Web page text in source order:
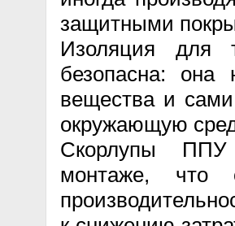
защитными
Изоляция для
безопасна: она
вещества и
окружающую
Скорлупы
монтаже, что